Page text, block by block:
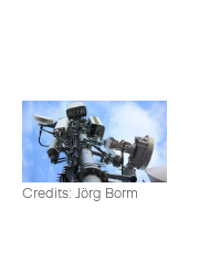
Credits: Jörg Borm